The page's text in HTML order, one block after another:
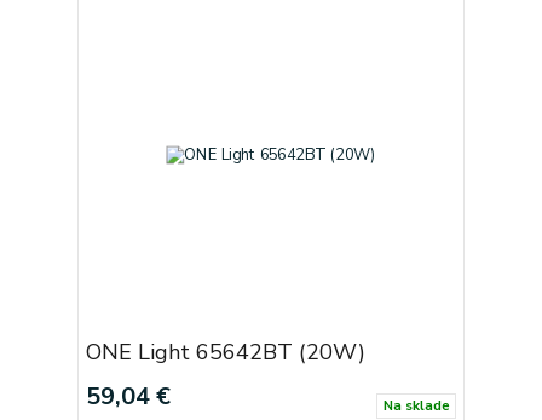
ONE Light 65642BT (20W)
59,04 € Na sklade